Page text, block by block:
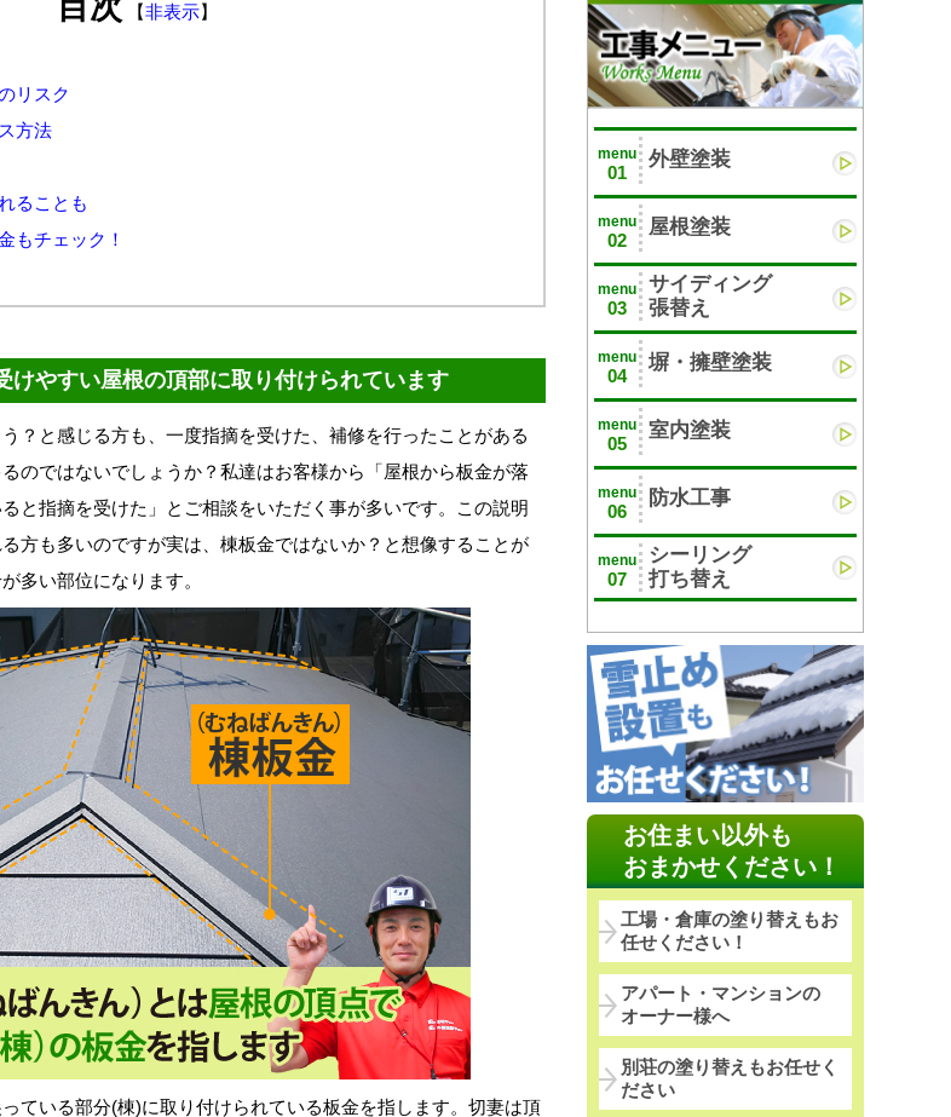
【非表示】
リスク
方法
ることも
もチェック！
けやすい屋根の頂部に取り付けられています
？と感じる方も、一度指摘を受けた、補修を行ったことがある
のではないでしょうか？私達はお客様から「屋根から板金が落
と指摘を受けた」とご相談をいただく事が多いです。この説明
方も多いのですが実は、棟板金ではないか？と想像することが
多い部位になります。
ている部分(棟)に取り付けられている板金を指します。切妻は頂
menu
01
外壁塗装
menu
02
屋根塗装
menu
03
サイディング
張替え
menu
04
塀・擁壁塗装
menu
05
室内塗装
menu
06
防水工事
menu
07
シーリング
打ち替え
お住まい以外も
おまかせください！
工場・倉庫の塗り替えもお
任せください！
アパート・マンションの
オーナー様へ
別荘の塗り替えもお任せく
ださい